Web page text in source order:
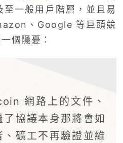
一般用戶階層，並且易
、Google 等巨頭競
個隱憂：
網路上的文件、
協議本身那將會如
礦工不再驗證並維